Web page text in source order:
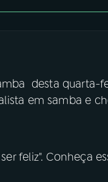
desta quarta-
em samba e
feliz". Conheça